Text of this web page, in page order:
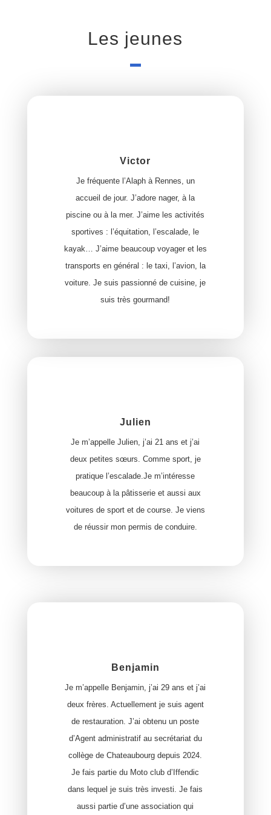
Les jeunes
Victor
Je fréquente l’Alaph à Rennes, un
accueil de jour. J’adore nager, à la
piscine ou à la mer. J’aime les activités
sportives : l’équitation, l’escalade, le
kayak… J’aime beaucoup voyager et les
transports en général : le taxi, l’avion, la
voiture. Je suis passionné de cuisine, je
suis très gourmand!
Julien
Je m’appelle Julien, j’ai 21 ans et j’ai
deux petites sœurs. Comme sport, je
pratique l’escalade.Je m’intéresse
beaucoup à la pâtisserie et aussi aux
voitures de sport et de course. Je viens
de réussir mon permis de conduire.
Benjamin
Je m’appelle Benjamin, j’ai 29 ans et j’ai
deux frères. Actuellement je suis agent
de restauration. J’ai obtenu un poste
d’Agent administratif au secrétariat du
collège de Chateaubourg depuis 2024.
Je fais partie du Moto club d’Iffendic
dans lequel je suis très investi. Je fais
aussi partie d’une association qui